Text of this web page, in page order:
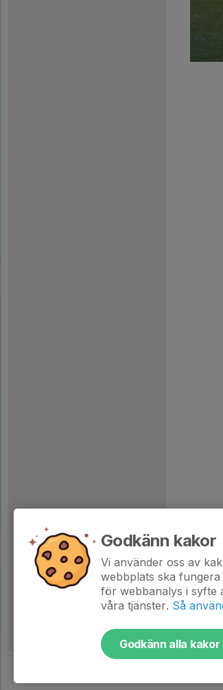
Godkänn kakor
Vi använder oss av
webbplats ska
för webbanalys i syfte
våra tjänster. Så
Godkänn alla kakor